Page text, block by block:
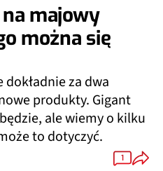
majowy
można się
dokładnie za dwa
produkty. Gigant
ale wiemy o kilku
to dotyczyć.
1